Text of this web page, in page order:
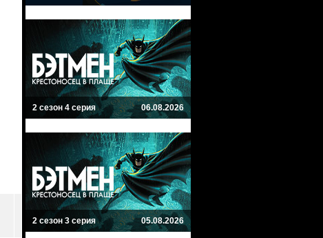
2 сезон 4 серия 06.08.2026
2 сезон 3 серия 05.08.2026